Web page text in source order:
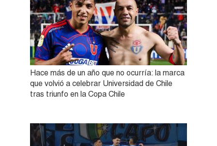
Hace más de un año que no ocurría: la marca
que volvió a celebrar Universidad de Chile
tras triunfo en la Copa Chile